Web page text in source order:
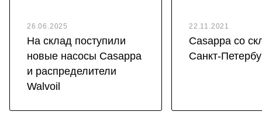
26.06.2025
На склад поступили
новые насосы Casappa
и распределители
Walvoil
22.11.2021
Casappa со
Санкт-